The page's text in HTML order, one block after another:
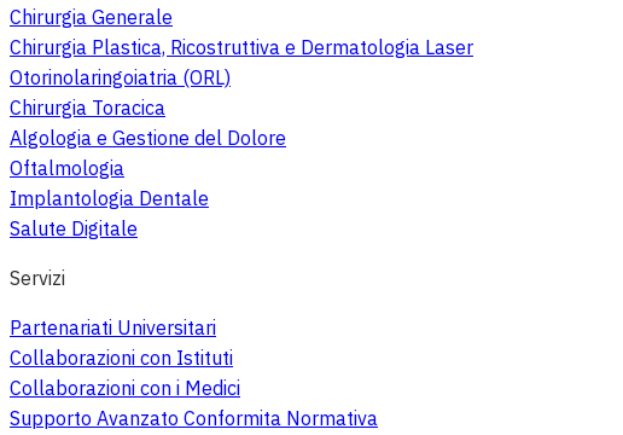
Chirurgia Generale
Chirurgia Plastica, Ricostruttiva e Dermatologia Laser
Otorinolaringoiatria (ORL)
Chirurgia Toracica
Algologia e Gestione del Dolore
Oftalmologia
Implantologia Dentale
Salute Digitale
Servizi
Partenariati Universitari
Collaborazioni con Istituti
Collaborazioni con i Medici
Supporto Avanzato Conformita Normativa